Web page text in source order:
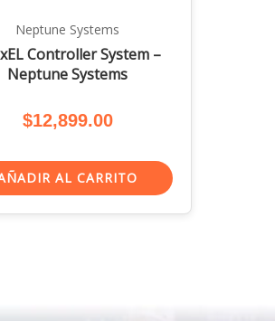
Neptune Systems
Controller System –
Neptune Systems
$12,899.00
AL CARRITO